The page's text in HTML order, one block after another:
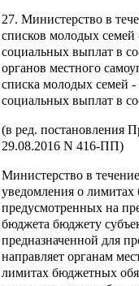
27. Министерство в
списков молодых семей
социальных выплат в
органов местного
списка молодых семей -
социальных выплат в
(в ред. постановления
29.08.2016 N 416-ПП)
Министерство в
уведомления о лимитах
предусмотренных на
бюджета бюджету
предназначенной для
направляет органам
лимитах бюджетных